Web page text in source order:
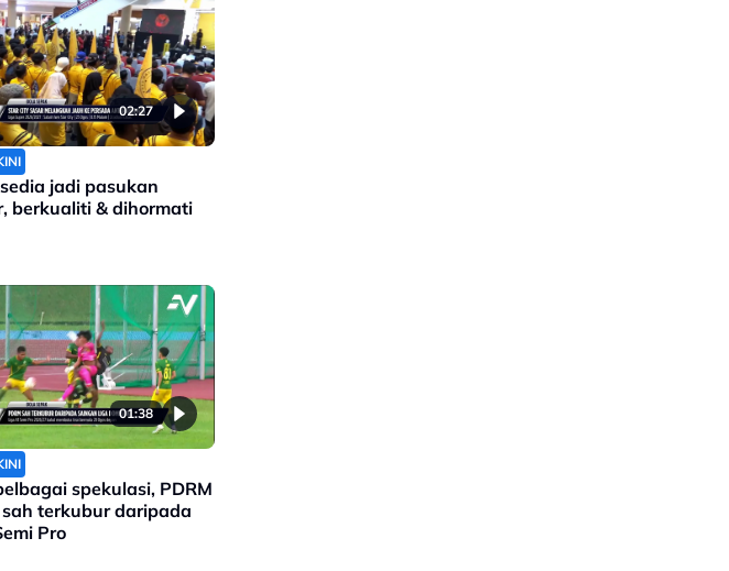
02:27
jadi pasukan
berkualiti & dihormati
01:38
spekulasi, PDRM
terkubur daripada
Pro